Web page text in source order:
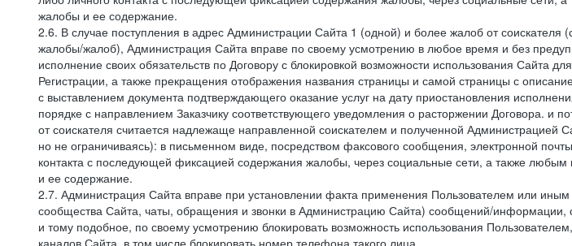
жалобы и ее содержание.
2.6. В случае поступления в адрес Администрации Сайта 1 (одной) и более жалоб от соискателя
жалобы/жалоб), Администрация Сайта вправе по своему усмотрению в любое время и без
исполнение своих обязательств по Договору с блокировкой возможности использования Сайта
Регистрации, а также прекращения отображения названия страницы и самой страницы с
с выставлением документа подтверждающего оказание услуг на дату приостановления
порядке с направлением Заказчику соответствующего уведомления о расторжении Договора. и
от соискателя считается надлежаще направленной соискателем и полученной
но не ограничиваясь): в письменном виде, посредством факсового сообщения, электронной
контакта с последующей фиксацией содержания жалобы, через социальные сети, а также
и ее содержание.
2.7. Администрация Сайта вправе при установлении факта применения Пользователем или
сообщества Сайта, чаты, обращения и звонки в Администрацию Сайта) сообщений/
и тому подобное, по своему усмотрению блокировать возможность использования
каналов Сайта, в том числе блокировать номер телефона такого лица.